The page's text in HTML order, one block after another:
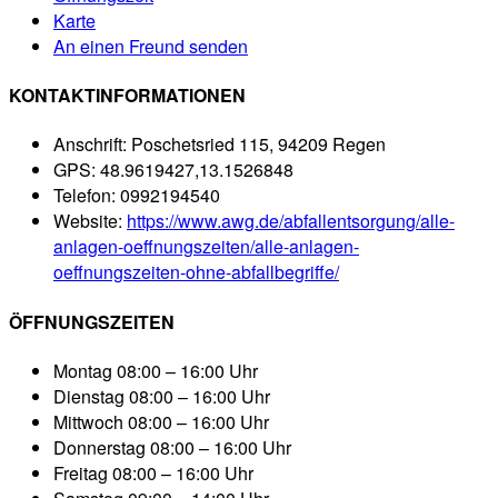
Karte
An einen Freund senden
KONTAKTINFORMATIONEN
Anschrift: Poschetsried 115, 94209 Regen
GPS: 48.9619427,13.1526848
Telefon: 0992194540
Website: https://www.awg.de/abfallentsorgung/alle-
anlagen-oeffnungszeiten/alle-anlagen-
oeffnungszeiten-ohne-abfallbegriffe/
ÖFFNUNGSZEITEN
Montag 08:00 – 16:00 Uhr
Dienstag 08:00 – 16:00 Uhr
Mittwoch 08:00 – 16:00 Uhr
Donnerstag 08:00 – 16:00 Uhr
Freitag 08:00 – 16:00 Uhr